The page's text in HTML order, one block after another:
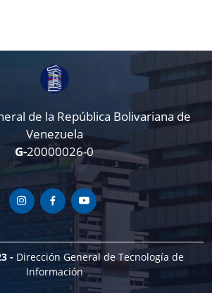
de la República Bolivariana de
Venezuela
G-20000026-0
- Dirección General de Tecnología de
Información